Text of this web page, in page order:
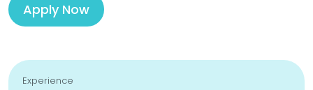
Apply Now
Experience